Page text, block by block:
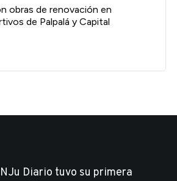
obras de renovación en
de Palpalá y Capital
Diario tuvo su primera